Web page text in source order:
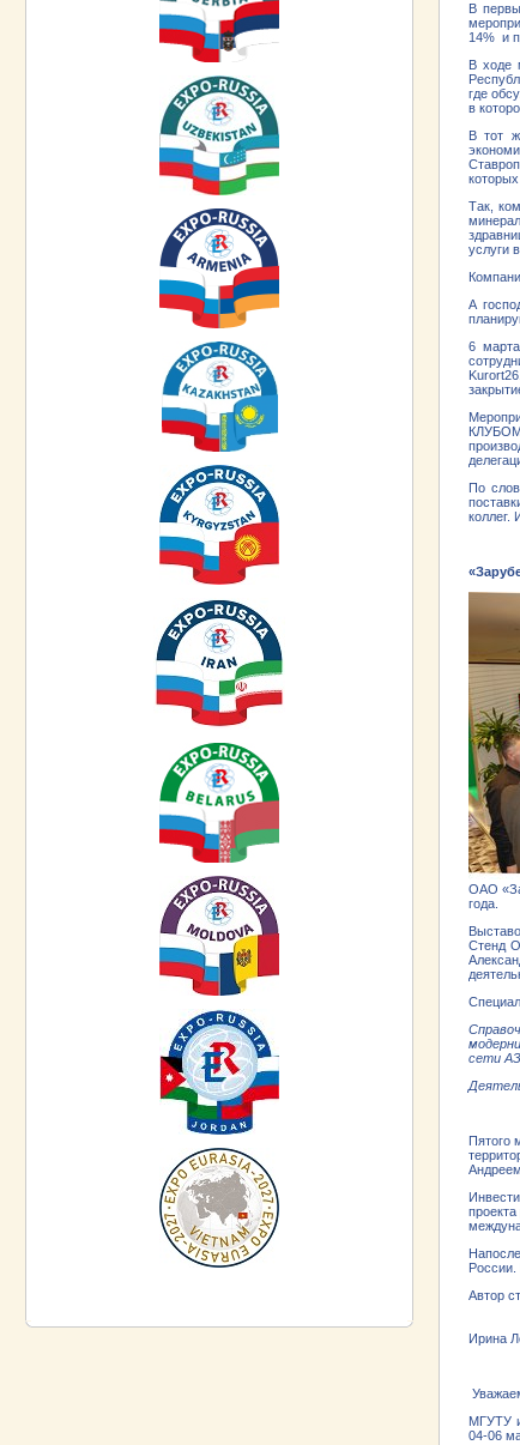
В
14% и
В ходе
где
в
В тот
Так,
услуги
А
6
По
коллег.
ОАО
года.
Стенд
сети
Пятого
России.
Автор
Ирина
МГУТУ
04-06